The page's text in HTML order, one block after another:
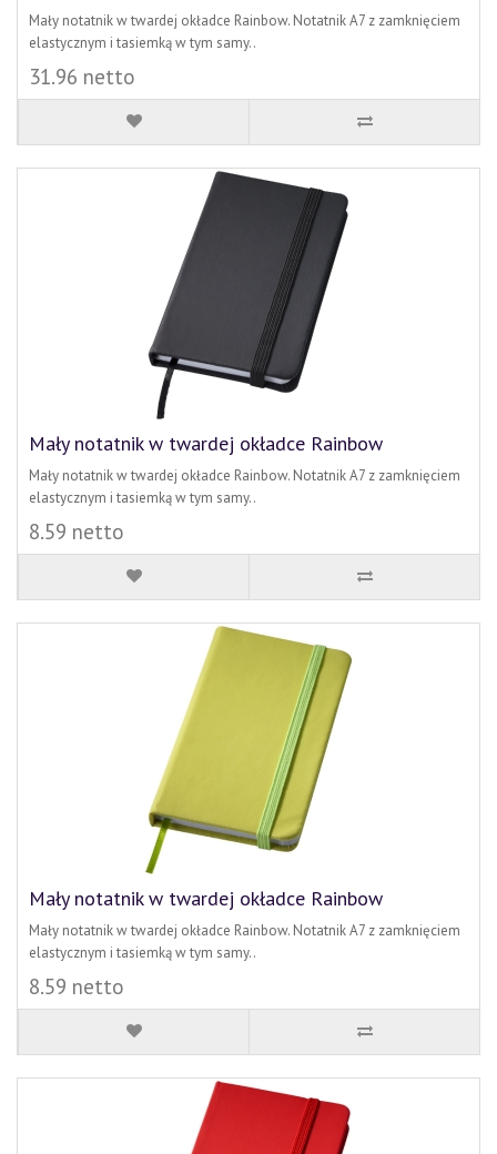
Mały notatnik w twardej okładce Rainbow. Notatnik A7 z zamknięciem
elastycznym i tasiemką w tym samy..
31.96 netto
Mały notatnik w twardej okładce Rainbow
Mały notatnik w twardej okładce Rainbow. Notatnik A7 z zamknięciem
elastycznym i tasiemką w tym samy..
8.59 netto
Mały notatnik w twardej okładce Rainbow
Mały notatnik w twardej okładce Rainbow. Notatnik A7 z zamknięciem
elastycznym i tasiemką w tym samy..
8.59 netto